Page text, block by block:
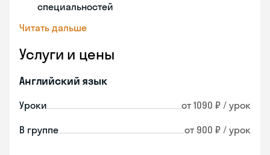
специальностей
Читать дальше
Услуги и цены
Английский язык
Уроки от 1090 ₽ / урок
В группе от 900 ₽ / урок